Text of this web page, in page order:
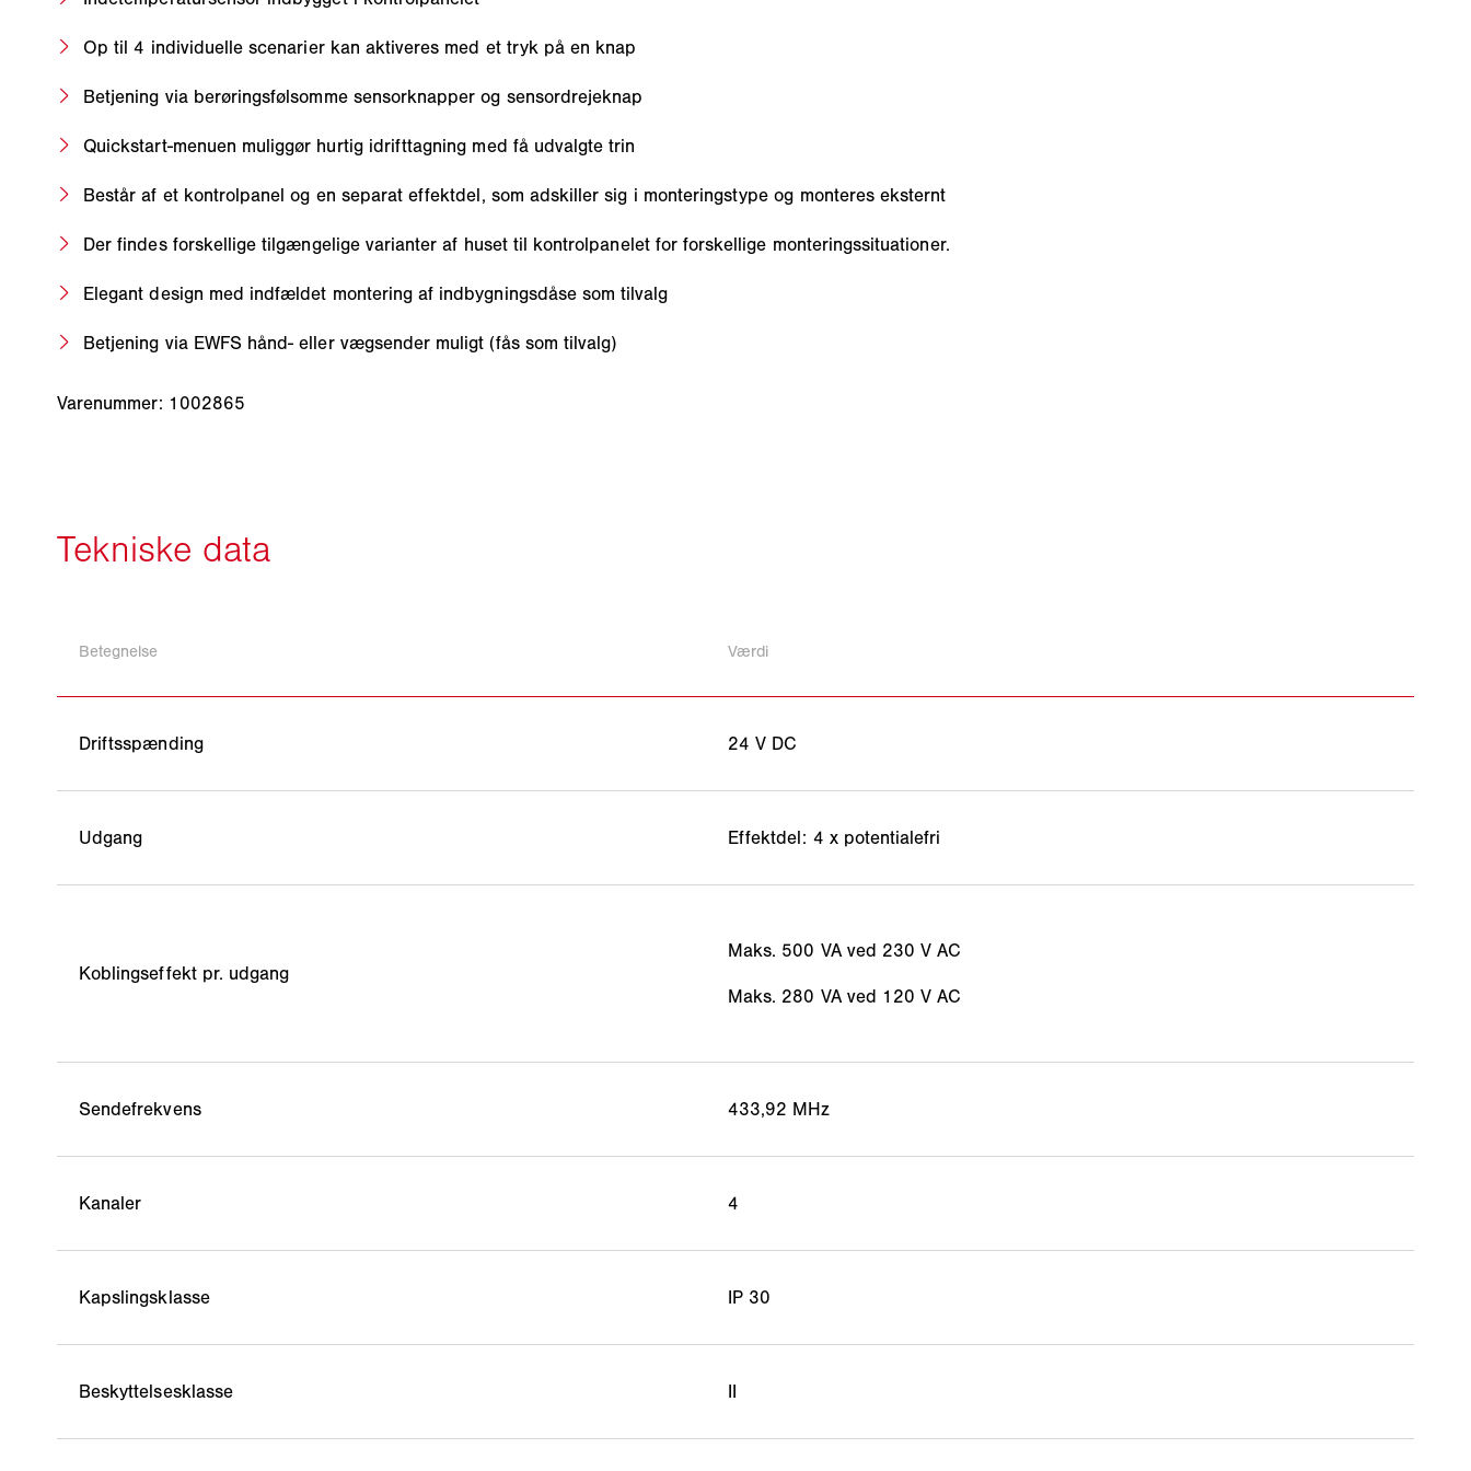
Op til 4 individuelle scenarier kan aktiveres med et tryk på en knap
Betjening via berøringsfølsomme sensorknapper og sensordrejeknap
Quickstart-menuen muliggør hurtig idrifttagning med få udvalgte trin
Består af et kontrolpanel og en separat effektdel, som adskiller sig i monteringstype og monteres eksternt
Der findes forskellige tilgængelige varianter af huset til kontrolpanelet for forskellige monteringssituationer.
Elegant design med indfældet montering af indbygningsdåse som tilvalg
Betjening via EWFS hånd- eller vægsender muligt (fås som tilvalg)
Varenummer: 1002865
Betegnelse Værdi
Driftsspænding 24 V DC
Udgang Effektdel: 4 x potentialefri
Koblingseffekt pr. udgang
Maks. 500 VA ved 230 V AC
Maks. 280 VA ved 120 V AC
Sendefrekvens 433,92 MHz
Kanaler 4
Kapslingsklasse IP 30
Beskyttelsesklasse II